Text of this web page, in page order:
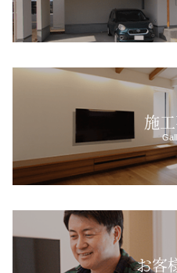
施
お客